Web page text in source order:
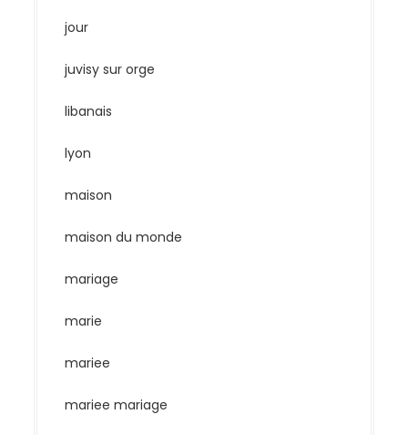
jour
juvisy sur orge
libanais
lyon
maison
maison du monde
mariage
marie
mariee
mariee mariage